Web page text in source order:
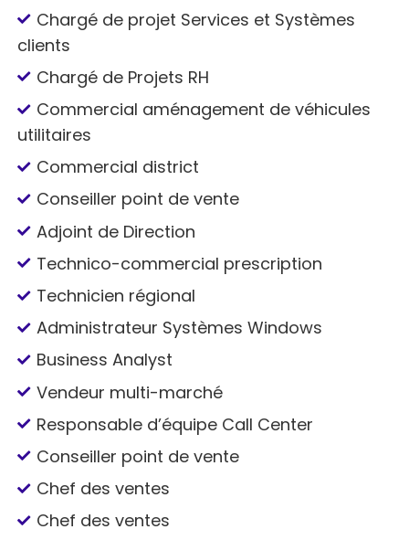
Chargé de projet Services et Systèmes
clients
Chargé de Projets RH
Commercial aménagement de véhicules
utilitaires
Commercial district
Conseiller point de vente
Adjoint de Direction
Technico-commercial prescription
Technicien régional
Administrateur Systèmes Windows
Business Analyst
Vendeur multi-marché
Responsable d’équipe Call Center
Conseiller point de vente
Chef des ventes
Chef des ventes